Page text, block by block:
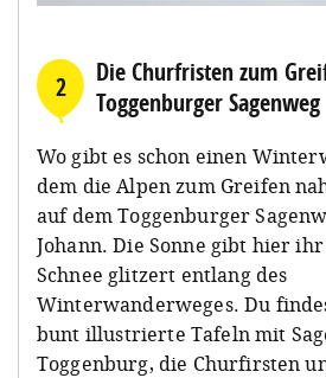
2
Die Churfristen zum
Toggenburger Sagenweg
Wo gibt es schon einen
dem die Alpen zum Greifen
auf dem Toggenburger
Johann. Die Sonne gibt hier
Schnee glitzert entlang des
Winterwanderweges. Du
bunt illustrierte Tafeln mit
Toggenburg, die Churfirsten